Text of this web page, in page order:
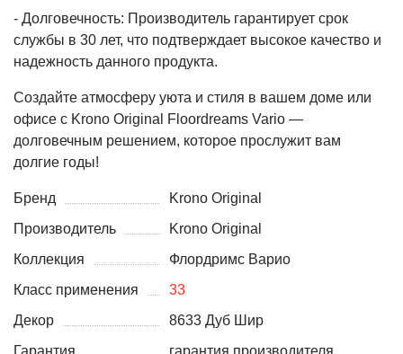
- Долговечность: Производитель гарантирует срок
службы в 30 лет, что подтверждает высокое качество и
надежность данного продукта.
Создайте атмосферу уюта и стиля в вашем доме или
офисе с Krono Original Floordreams Vario —
долговечным решением, которое прослужит вам
долгие годы!
Бренд
Krono Original
Производитель
Krono Original
Коллекция
Флордримс Варио
Класс применения
33
Декор
8633 Дуб Шир
Гарантия
гарантия производителя